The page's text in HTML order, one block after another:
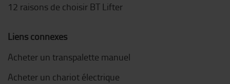
12 raisons de choisir BT Lifter
Liens connexes
Acheter un transpalette manuel
Acheter un chariot électrique